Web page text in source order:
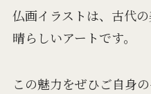
仏画イラストは、古代
晴らしいアートです。
この魅力をぜひご自身